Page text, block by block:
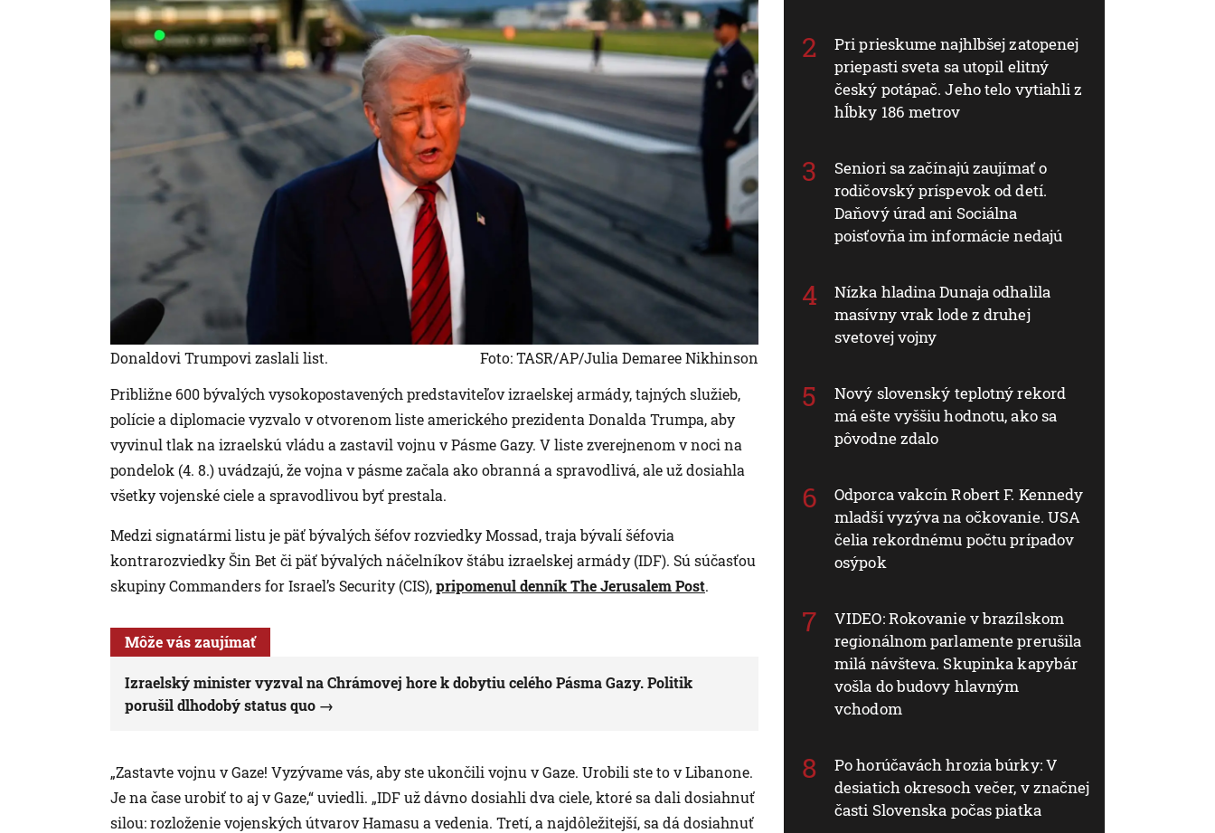
Donaldovi Trumpovi zaslali list.
Foto: TASR/AP/Julia Demaree Nikhinson
Približne 600 bývalých vysokopostavených predstaviteľov izraelskej armády, tajných služieb,
polície a diplomacie vyzvalo v otvorenom liste amerického prezidenta Donalda Trumpa, aby
vyvinul tlak na izraelskú vládu a zastavil vojnu v Pásme Gazy. V liste zverejnenom v noci na
pondelok (4. 8.) uvádzajú, že vojna v pásme začala ako obranná a spravodlivá, ale už dosiahla
všetky vojenské ciele a spravodlivou byť prestala.
Medzi signatármi listu je päť bývalých šéfov rozviedky Mossad, traja bývalí šéfovia
kontrarozviedky Šin Bet či päť bývalých náčelníkov štábu izraelskej armády (IDF). Sú súčasťou
skupiny Commanders for Israel’s Security (CIS),pripomenul denník The Jerusalem Post.
Môže vás zaujímať
Izraelský minister vyzval na Chrámovej hore k dobytiu celého Pásma Gazy. Politik
porušil dlhodobý status quo
„Zastavte vojnu v Gaze! Vyzývame vás, aby ste ukončili vojnu v Gaze. Urobili ste to v Libanone.
Je na čase urobiť to aj v Gaze,“ uviedli. „IDF už dávno dosiahli dva ciele, ktoré sa dali dosiahnuť
silou: rozloženie vojenských útvarov Hamasu a vedenia. Tretí, a najdôležitejší, sa dá dosiahnuť
Pri prieskume najhlbšej zatopenej
priepasti sveta sa utopil elitný
český potápač. Jeho telo vytiahli z
hĺbky 186 metrov
Seniori sa začínajú zaujímať o
rodičovský príspevok od detí.
Daňový úrad ani Sociálna
poisťovňa im informácie nedajú
Nízka hladina Dunaja odhalila
masívny vrak lode z druhej
svetovej vojny
Nový slovenský teplotný rekord
má ešte vyššiu hodnotu, ako sa
pôvodne zdalo
Odporca vakcín Robert F. Kennedy
mladší vyzýva na očkovanie. USA
čelia rekordnému počtu prípadov
osýpok
VIDEO: Rokovanie v brazílskom
regionálnom parlamente prerušila
milá návšteva. Skupinka kapybár
vošla do budovy hlavným
vchodom
Po horúčavách hrozia búrky: V
desiatich okresoch večer, v značnej
časti Slovenska počas piatka